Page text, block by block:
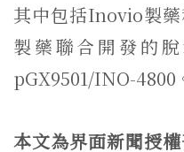
其中包括Inovio製
製藥聯合開發的
pGX9501/INO-4800
本文為界面新聞授